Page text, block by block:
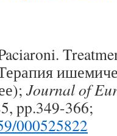
Journal of
pp.349-366;
000525822